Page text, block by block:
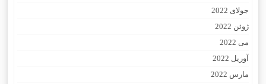
جولای 2022
ژوئن 2022
می 2022
آوریل 2022
مارس 2022